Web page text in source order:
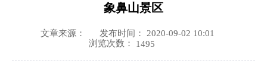
象鼻山景区
文章来源：
发布时间： 2020-09-02 10:01
浏览次数： 1495